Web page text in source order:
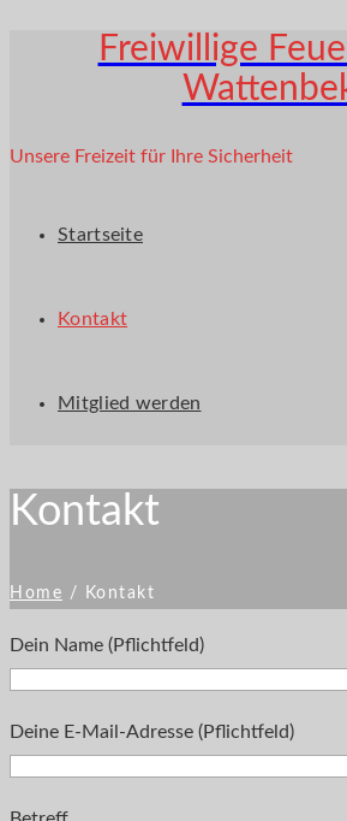
Freiwillige
Unsere Freizeit für Ihre Sicherheit
Startseite
Kontakt
Mitglied werden
Kontakt
Home / Kontakt
Dein Name (Pflichtfeld)
Deine E-Mail-Adresse (Pflichtfeld)